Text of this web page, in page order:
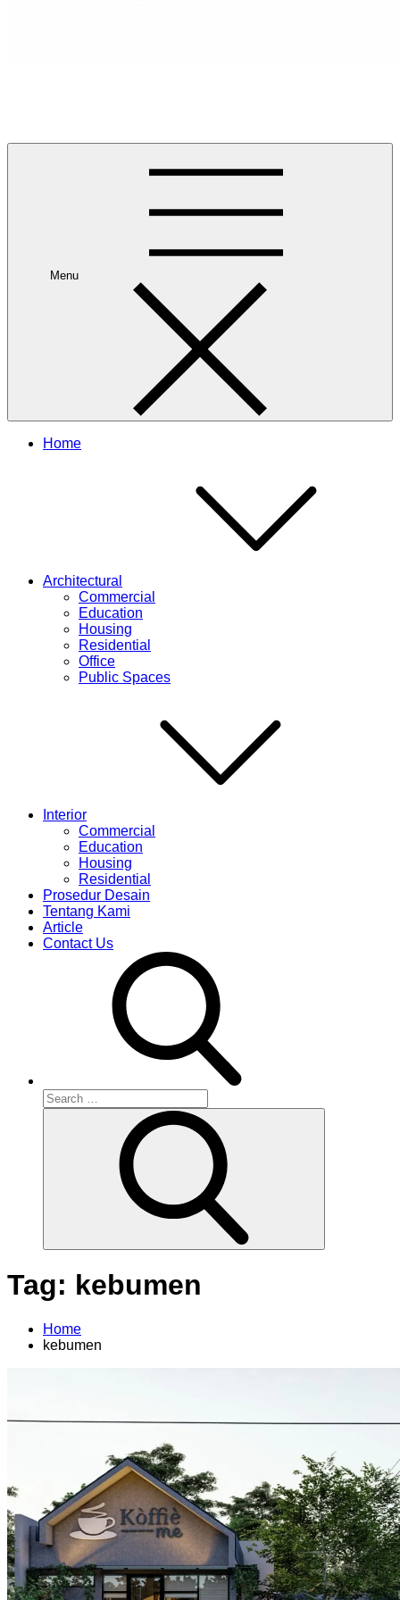
Menu
Home
Architectural
Commercial
Education
Housing
Residential
Office
Public Spaces
Interior
Commercial
Education
Housing
Residential
Prosedur Desain
Tentang Kami
Article
Contact Us
Search
for:
Tag: kebumen
Home
kebumen